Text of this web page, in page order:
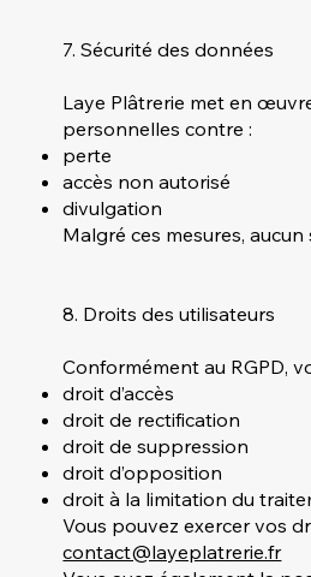
7. Sécurité des données
Laye Plâtrerie met en
personnelles contre :
perte
accès non autorisé
divulgation
Malgré ces mesures,
8. Droits des utilisateurs
Conformément au RGPD,
droit d’accès
droit de rectification
droit de suppression
droit d’opposition
droit à la limitation du
Vous pouvez exercer vos
contact@layeplatrerie.fr